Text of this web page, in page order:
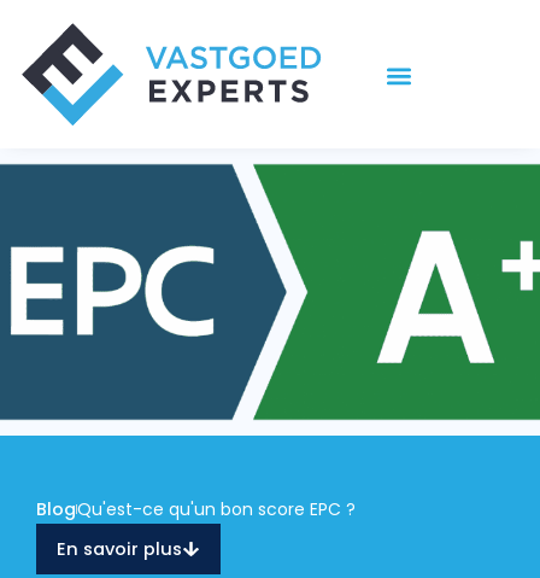
contenu
BlogQu'est-ce qu'un bon score EPC ?
En savoir plus